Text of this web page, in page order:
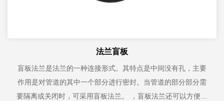
法兰盲板
盲板法兰是法兰的一种连接形式。其特点是中间没有孔，主要
作用是对管道的其中一个部分进行密封。当管道的部分部分需
要隔离或关闭时，可采用盲板法兰。 ，盲板法兰还可以方便偷